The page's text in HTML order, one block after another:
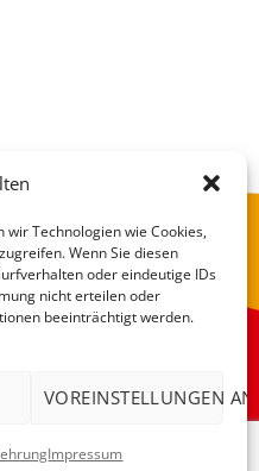
Technologien wie Cookies,
Wenn Sie diesen
oder eindeutige IDs
nicht erteilen oder
beeinträchtigt werden.
VOREINSTELLUNGEN
Impressum